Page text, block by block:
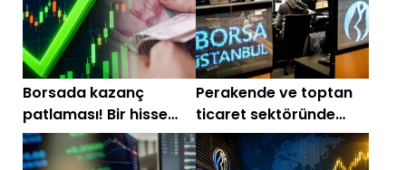
Borsada kazanç
patlaması! Bir hisse
yüzde 4000'e yakın
prim yaptı
Perakende ve toptan
ticaret sektöründe
PD/DD oranı en düşük
hisseler